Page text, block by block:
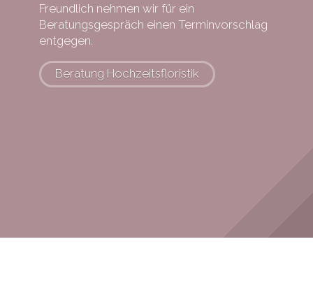
Freundlich nehmen wir für ein
Beratungsgespräch einen Terminvorschlag
entgegen.
Beratung Hochzeitsfloristik